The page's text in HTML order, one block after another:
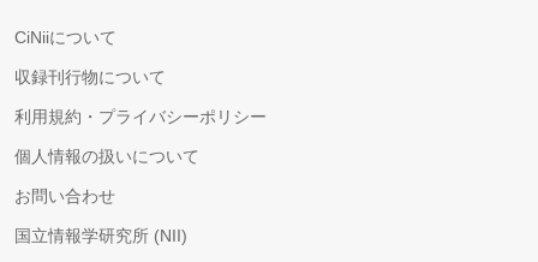
CiNiiについて
収録刊行物について
利用規約・プライバシーポリシー
個人情報の扱いについて
お問い合わせ
国立情報学研究所 (NII)